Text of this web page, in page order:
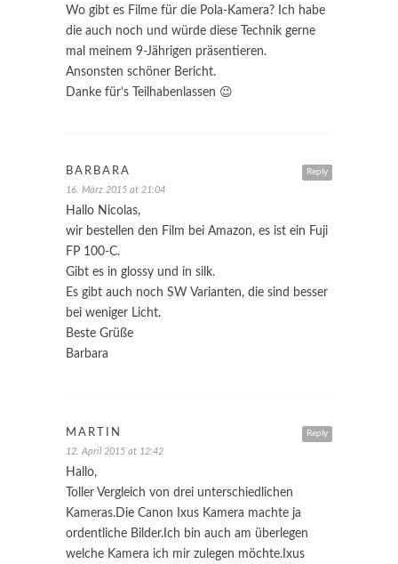
Wo gibt es Filme für die Pola-Kamera? Ich habe
die auch noch und würde diese Technik gerne
mal meinem 9-Jährigen präsentieren.
Ansonsten schöner Bericht.
Danke für’s Teilhabenlassen 😉
Reply
BARBARA
16. März 2015 at 21:04
Hallo Nicolas,
wir bestellen den Film bei Amazon, es ist ein Fuji
FP 100-C.
Gibt es in glossy und in silk.
Es gibt auch noch SW Varianten, die sind besser
bei weniger Licht.
Beste Grüße
Barbara
Reply
MARTIN
12. April 2015 at 12:42
Hallo,
Toller Vergleich von drei unterschiedlichen
Kameras.Die Canon Ixus Kamera machte ja
ordentliche Bilder.Ich bin auch am überlegen
welche Kamera ich mir zulegen möchte.Ixus